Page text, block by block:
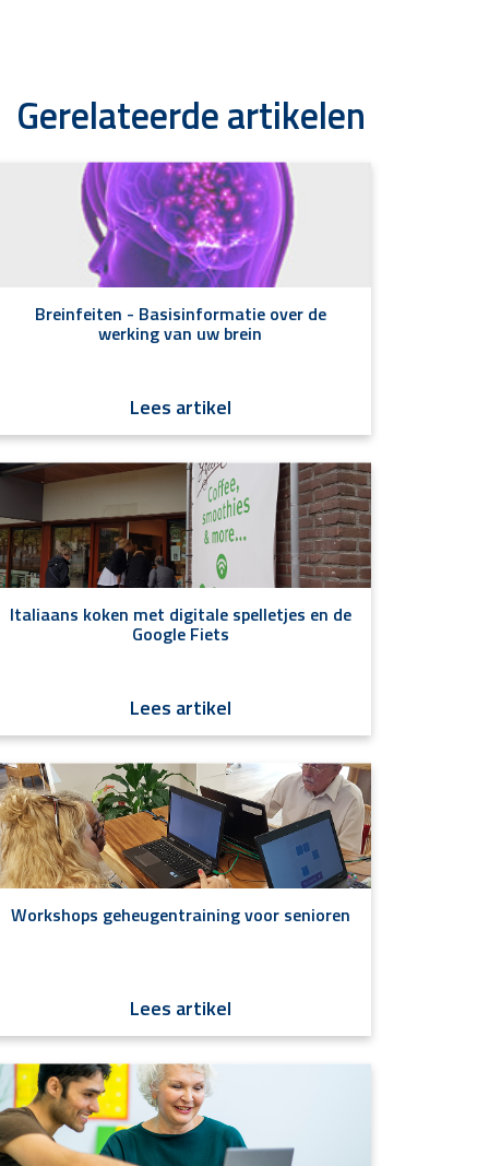
Gerelateerde artikelen
Breinfeiten - Basisinformatie over de
werking van uw brein
Lees artikel
Italiaans koken met digitale spelletjes en de
Google Fiets
Lees artikel
Workshops geheugentraining voor senioren
Lees artikel